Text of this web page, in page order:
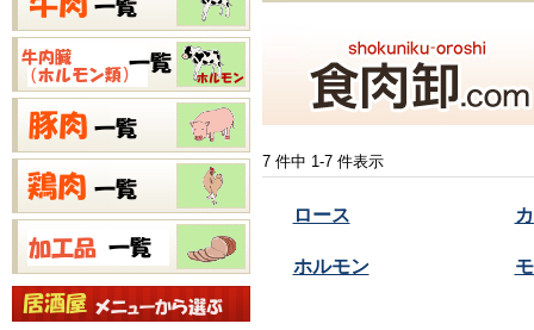
7 件中 1-7 件表示
ロース
ホルモン